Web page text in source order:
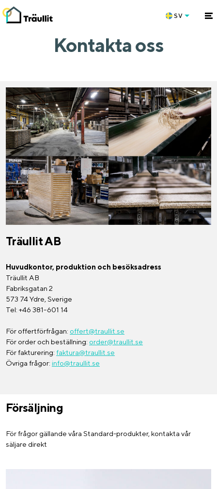
SV
Kontakta oss
Träullit AB
Huvudkontor, produktion och besöksadress
Träullit AB
Fabriksgatan 2
573 74 Ydre, Sverige
Tel: +46 381-601 14
För offertförfrågan: offert@traullit.se
För order och beställning: order@traullit.se
För fakturering: faktura@traullit.se
Övriga frågor: info@traullit.se
Försäljning
För frågor gällande våra Standard-produkter, kontakta vår
säljare direkt